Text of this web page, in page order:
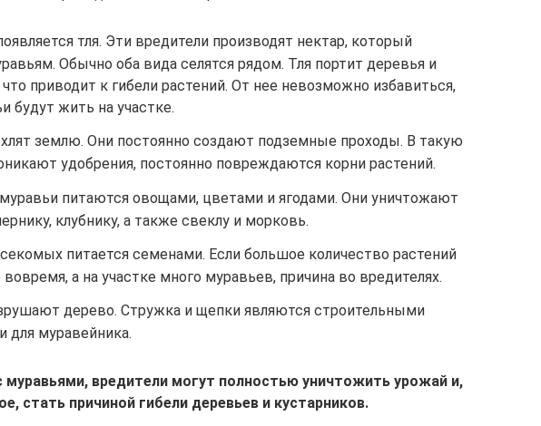
тля. Эти вредители производят нектар, который
Обычно оба вида селятся рядом. Тля портит деревья и
что приводит к гибели растений. От нее невозможно избавиться,
будут жить на участке.
землю. Они постоянно создают подземные проходы. В такую
удобрения, постоянно повреждаются корни растений.
питаются овощами, цветами и ягодами. Они уничтожают
клубнику, а также свеклу и морковь.
питается семенами. Если большое количество растений
вовремя, а на участке много муравьев, причина во вредителях.
дерево. Стружка и щепки являются строительными
для муравейника.
муравьями, вредители могут полностью уничтожить урожай и,
стать причиной гибели деревьев и кустарников.